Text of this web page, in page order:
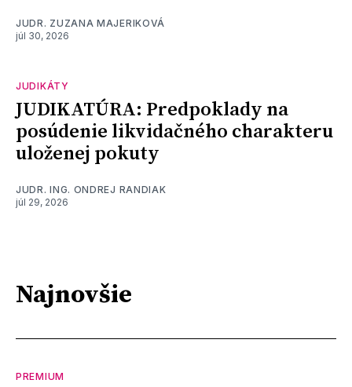
JUDR. ZUZANA MAJERIKOVÁ
júl 30, 2026
JUDIKÁTY
JUDIKATÚRA: Predpoklady na
posúdenie likvidačného charakteru
uloženej pokuty
JUDR. ING. ONDREJ RANDIAK
júl 29, 2026
Najnovšie
PREMIUM